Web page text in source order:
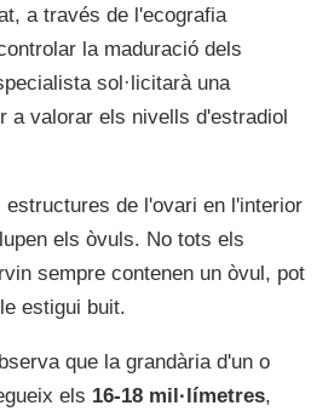
a través de l'ecografia
la maduració dels
sol·licitarà una
a valorar els nivells d'estradiol
estructures de l'ovari en l'interior
els òvuls. No tots els
sempre contenen un òvul, pot
estigui buit.
que la grandària d'un o
els 16-18 mil·límetres,